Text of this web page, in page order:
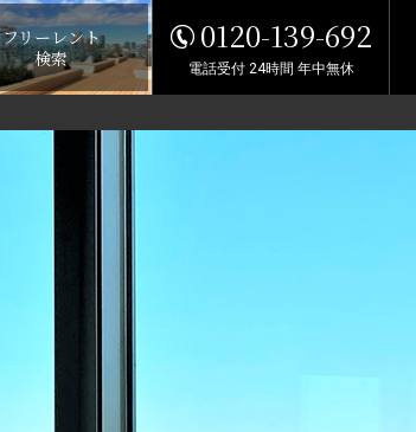
フリーレント
検索
0120-139-692
電話受付 24時間 年中無休